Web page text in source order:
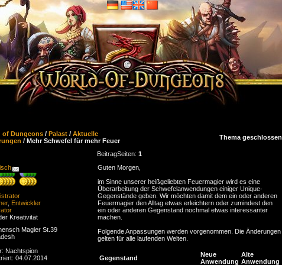
of Dungeons / Palast / Aktuelle
/ Mehr Schwefel für mehr Feuer Thema geschlossen
BeitragSeiten: 1
, Entwickler
Kreativität
Magier St.39
Nachtspion
04.07.2014
Guten Morgen,
im Sinne unserer heißgeliebten Feuermagier wird es eine
Überarbeitung der Schwefelanwendungen einiger Unique-
Gegenstände geben. Wir möchten damit dem ein oder anderen
Feuermagier den Alltag etwas erleichtern oder zumindest den
ein oder anderen Gegenstand nochmal etwas interessanter
machen.
Folgende Anpassungen werden vorgenommen. Die Änderungen
gelten für alle laufenden Welten.
Gegenstand
Neue
Anwendung
Alte
Anwendung